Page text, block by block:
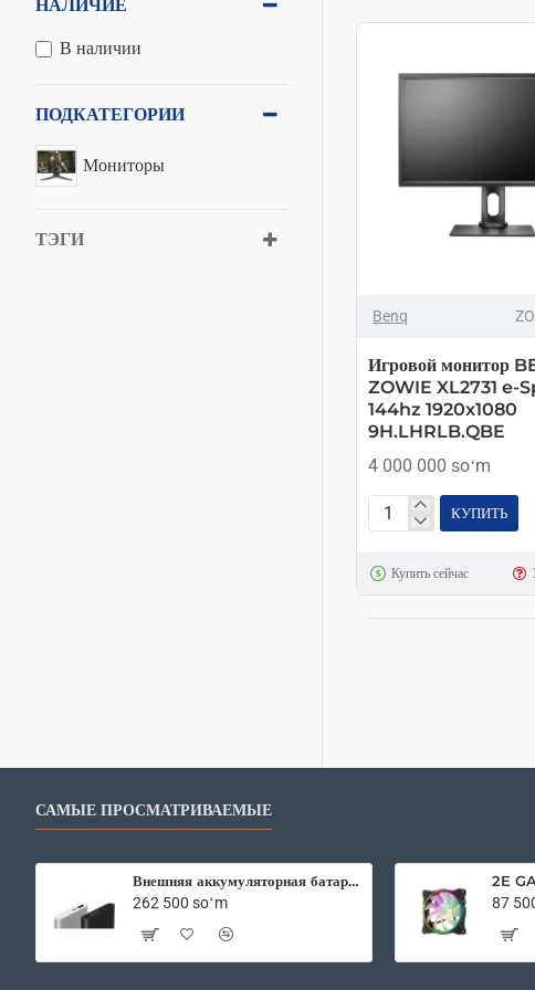
НАЛИЧИЕ
В наличии
ПОДКАТЕГОРИИ
Мониторы
ТЭГИ
Benq
Игровой монитор
ZOWIE XL2731 e-
144hz 1920x1080
9H.LHRLB.QBE
4 000 000 soʻm
Игровой
BENQ
144hz
КУПИТЬ
Купить сейчас
САМЫЕ ПРОСМАТРИВАЕМЫЕ
Внешняя аккумуляторная батарея Xiaomi Mi Power Bank2 10000 mAh
262 500 soʻm
87